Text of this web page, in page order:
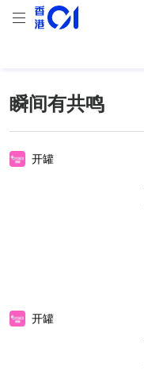
瞬间有共鸣
开罐
开罐